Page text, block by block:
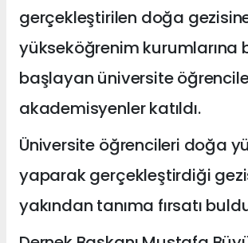
gerçekleştirilen doğa
yükseköğrenim kurumlarına
başlayan üniversite
akademisyenler katıldı.
Üniversite öğrencileri doğa
yaparak gerçekleştirdiği
yakından tanıma fırsatı